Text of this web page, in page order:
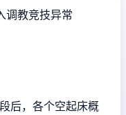
调教竞技异常
后，各个空起床概